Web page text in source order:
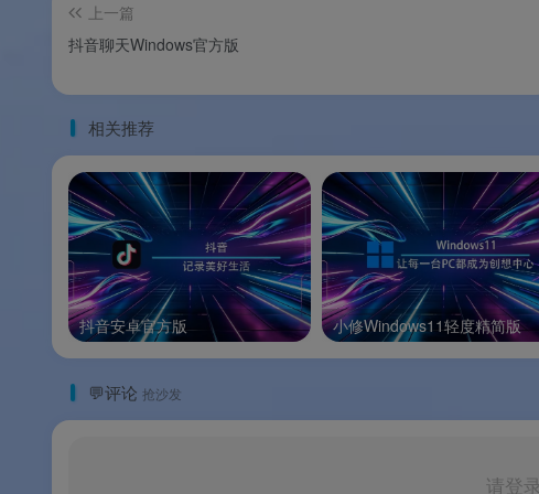
📋
常见问题
Q1：微信输入法 Windows 版是免费软件吗？
A：是的。 微信输入法所有核心功能永久免费，无任何
上一篇
抖音聊天Windows官方版
相关推荐
抖音安卓官方版 小修Windows11轻度精简版
💬评论 抢沙发
请登